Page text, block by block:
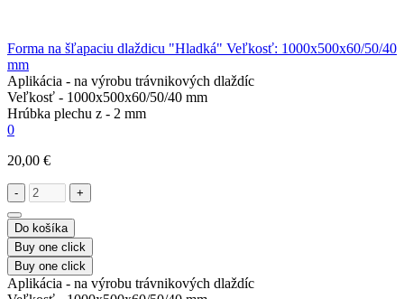
Forma na šľapaciu dlaždicu "Hladká" Veľkosť: 1000х500х60/50/40
mm
Aplikácia - na výrobu trávnikových dlaždíc
Veľkosť - 1000х500х60/50/40 mm
Hrúbka plechu z - 2 mm
0
20,00 €
- +
Do košíka
Buy one click
Buy one click
Aplikácia - na výrobu trávnikových dlaždíc